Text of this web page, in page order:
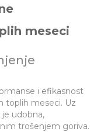
meseci
i efikasnost
toplih meseci. Uz
udobna,
trošenjem goriva.